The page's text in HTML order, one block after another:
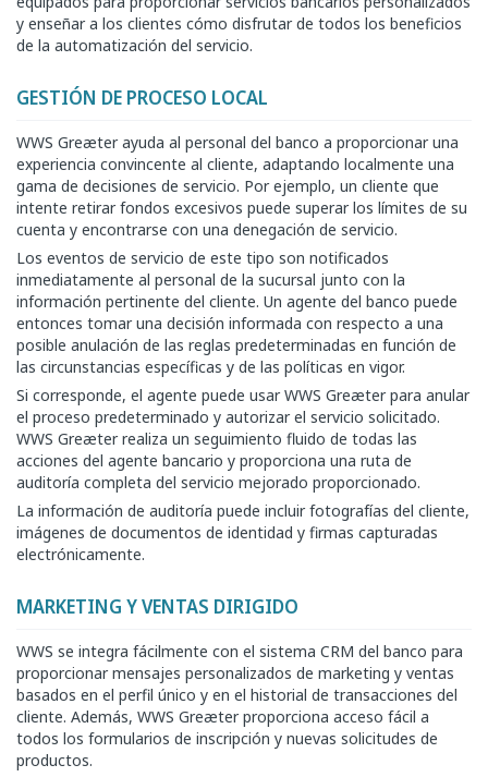
y enseñar a los clientes cómo disfrutar de todos los beneficios
de la automatización del servicio.
GESTIÓN DE PROCESO LOCAL
WWS Greæter ayuda al personal del banco a proporcionar una
experiencia convincente al cliente, adaptando localmente una
gama de decisiones de servicio. Por ejemplo, un cliente que
intente retirar fondos excesivos puede superar los límites de su
cuenta y encontrarse con una denegación de servicio.
Los eventos de servicio de este tipo son notificados
inmediatamente al personal de la sucursal junto con la
información pertinente del cliente. Un agente del banco puede
entonces tomar una decisión informada con respecto a una
posible anulación de las reglas predeterminadas en función de
las circunstancias específicas y de las políticas en vigor.
Si corresponde, el agente puede usar WWS Greæter para anular
el proceso predeterminado y autorizar el servicio solicitado.
WWS Greæter realiza un seguimiento fluido de todas las
acciones del agente bancario y proporciona una ruta de
auditoría completa del servicio mejorado proporcionado.
La información de auditoría puede incluir fotografías del cliente,
imágenes de documentos de identidad y firmas capturadas
electrónicamente.
MARKETING Y VENTAS DIRIGIDO
WWS se integra fácilmente con el sistema CRM del banco para
proporcionar mensajes personalizados de marketing y ventas
basados en el perfil único y en el historial de transacciones del
cliente. Además, WWS Greæter proporciona acceso fácil a
todos los formularios de inscripción y nuevas solicitudes de
productos.